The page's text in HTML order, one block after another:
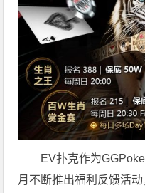
EV扑克作为
月不断推出福利反馈活